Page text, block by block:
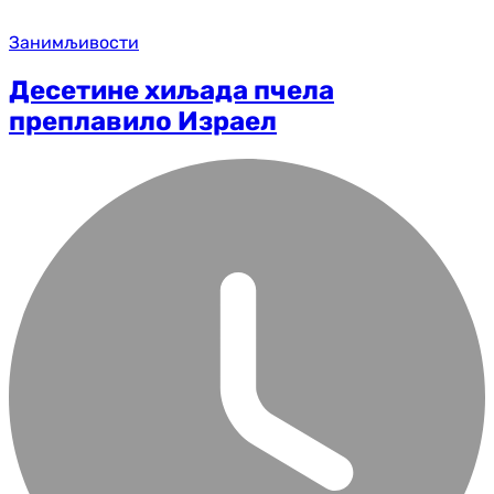
Занимљивости
Десетине хиљада пчела
преплавило Израел